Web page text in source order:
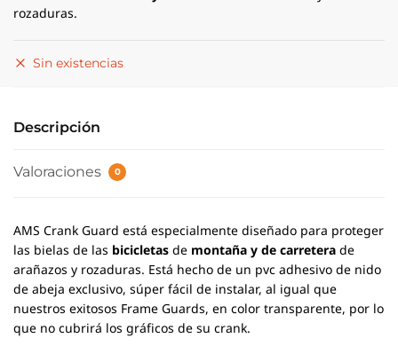
rozaduras.
Sin existencias
Descripción
Valoraciones 0
AMSCrank Guard está especialmente diseñado para proteger
las bielas de las bicicletasdemontaña y de carreterade
arañazos y rozaduras. Está hecho de un pvc adhesivo de nido
de abeja exclusivo, súper fácil de instalar, al igual que
nuestros exitosos Frame Guards, en color transparente, por lo
que no cubrirá los gráficos de su crank.